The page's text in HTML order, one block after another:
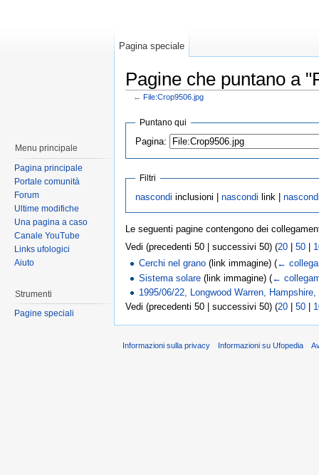
Pagine che puntano a
← File:Crop9506.jpg
Puntano qui
Pagina:
Filtri
nascondi inclusioni | nascondi link |
Le seguenti pagine contengono dei
Vedi (precedenti 50 | successivi 50) (20 50
Cerchi nel grano (link immagine)(←
Sistema solare (link immagine)(←
1995/06/22, Longwood Warren,
Vedi (precedenti 50 | successivi 50) (20 50
Pagina speciale
Menu principale
Pagina principale
Portale comunità
Forum
Ultime modifiche
Una pagina a caso
Canale YouTube
Links ufologici
Aiuto
Strumenti
Pagine speciali
Informazioni sulla privacy Informazioni su Ufopedia